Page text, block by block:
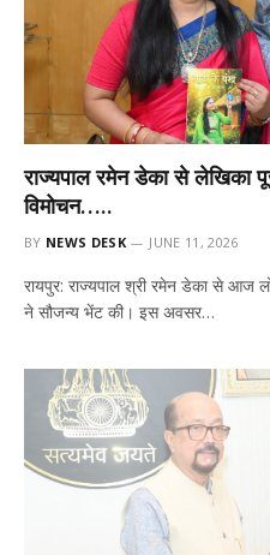
राज्यपाल रमेन डेका से लेखिका
विमोचन…..
BY NEWS DESK JUNE 11, 2026
रायपुर: राज्यपाल श्री रमेन डेका से आज
ने सौजन्य भेंट की। इस अवसर…